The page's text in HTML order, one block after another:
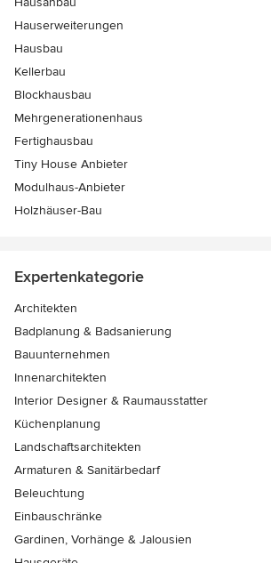
Hauserweiterungen
Hausbau
Kellerbau
Blockhausbau
Mehrgenerationenhaus
Fertighausbau
Tiny House Anbieter
Modulhaus-Anbieter
Holzhäuser-Bau
Expertenkategorie
Architekten
Badplanung & Badsanierung
Bauunternehmen
Innenarchitekten
Interior Designer & Raumausstatter
Küchenplanung
Landschaftsarchitekten
Armaturen & Sanitärbedarf
Beleuchtung
Einbauschränke
Gardinen, Vorhänge & Jalousien